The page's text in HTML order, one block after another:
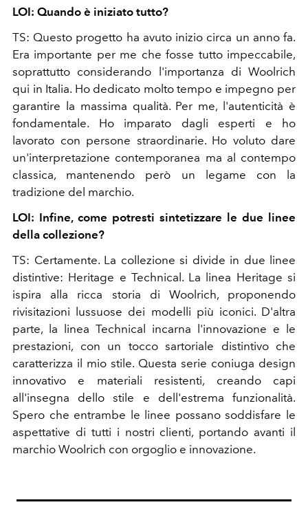
LOI: Quando è iniziato tutto?
TS: Questo progetto ha avuto inizio circa un anno fa.
Era importante per me che fosse tutto impeccabile,
soprattutto considerando l'importanza di Woolrich
qui in Italia. Ho dedicato molto tempo e impegno per
garantire la massima qualità. Per me, l'autenticità è
fondamentale. Ho imparato dagli esperti e ho
lavorato con persone straordinarie. Ho voluto dare
un'interpretazione contemporanea ma al contempo
classica, mantenendo però un legame con la
tradizione del marchio.
LOI: Infine, come potresti sintetizzare le due linee
della collezione?
TS: Certamente. La collezione si divide in due linee
distintive: Heritage e Technical. La linea Heritage si
ispira alla ricca storia di Woolrich, proponendo
rivisitazioni lussuose dei modelli più iconici. D'altra
parte, la linea Technical incarna l'innovazione e le
prestazioni, con un tocco sartoriale distintivo che
caratterizza il mio stile. Questa serie coniuga design
innovativo e materiali resistenti, creando capi
all'insegna dello stile e dell'estrema funzionalità.
Spero che entrambe le linee possano soddisfare le
aspettative di tutti i nostri clienti, portando avanti il
marchio Woolrich con orgoglio e innovazione.